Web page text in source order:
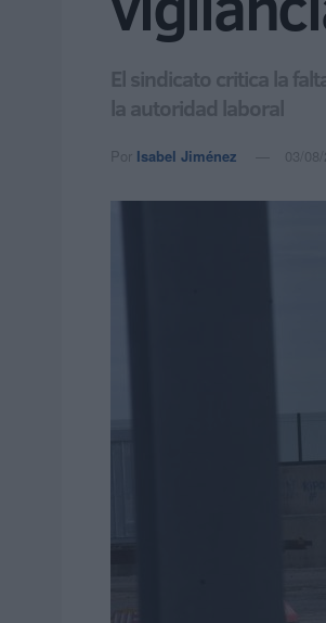
El sindicato critica la
la autoridad laboral
Por Isabel Jiménez 03/